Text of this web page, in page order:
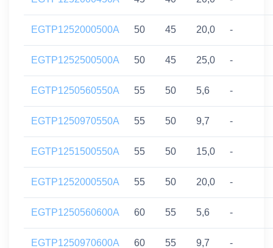
EGTP1252000500A 50 45 20,0 -
EGTP1252500500A 50 45 25,0 -
EGTP1250560550A 55 50 5,6 -
EGTP1250970550A 55 50 9,7 -
EGTP1251500550A 55 50 15,0 -
EGTP1252000550A 55 50 20,0 -
EGTP1250560600A 60 55 5,6 -
EGTP1250970600A 60 55 9,7 -